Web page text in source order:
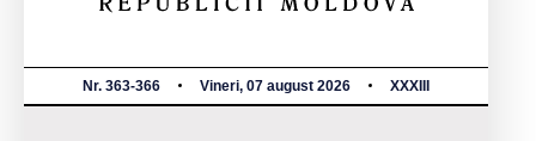
Nr. 363-366 Vineri, 07 august 2026 XXXIII